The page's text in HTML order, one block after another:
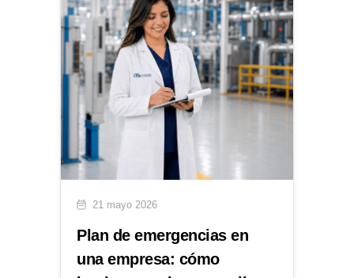
21 mayo 2026
Plan de emergencias en
una empresa: cómo